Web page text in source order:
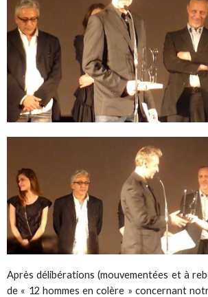
Après délibérations (mouvementées et à
de « 12 hommes en colère » concernant